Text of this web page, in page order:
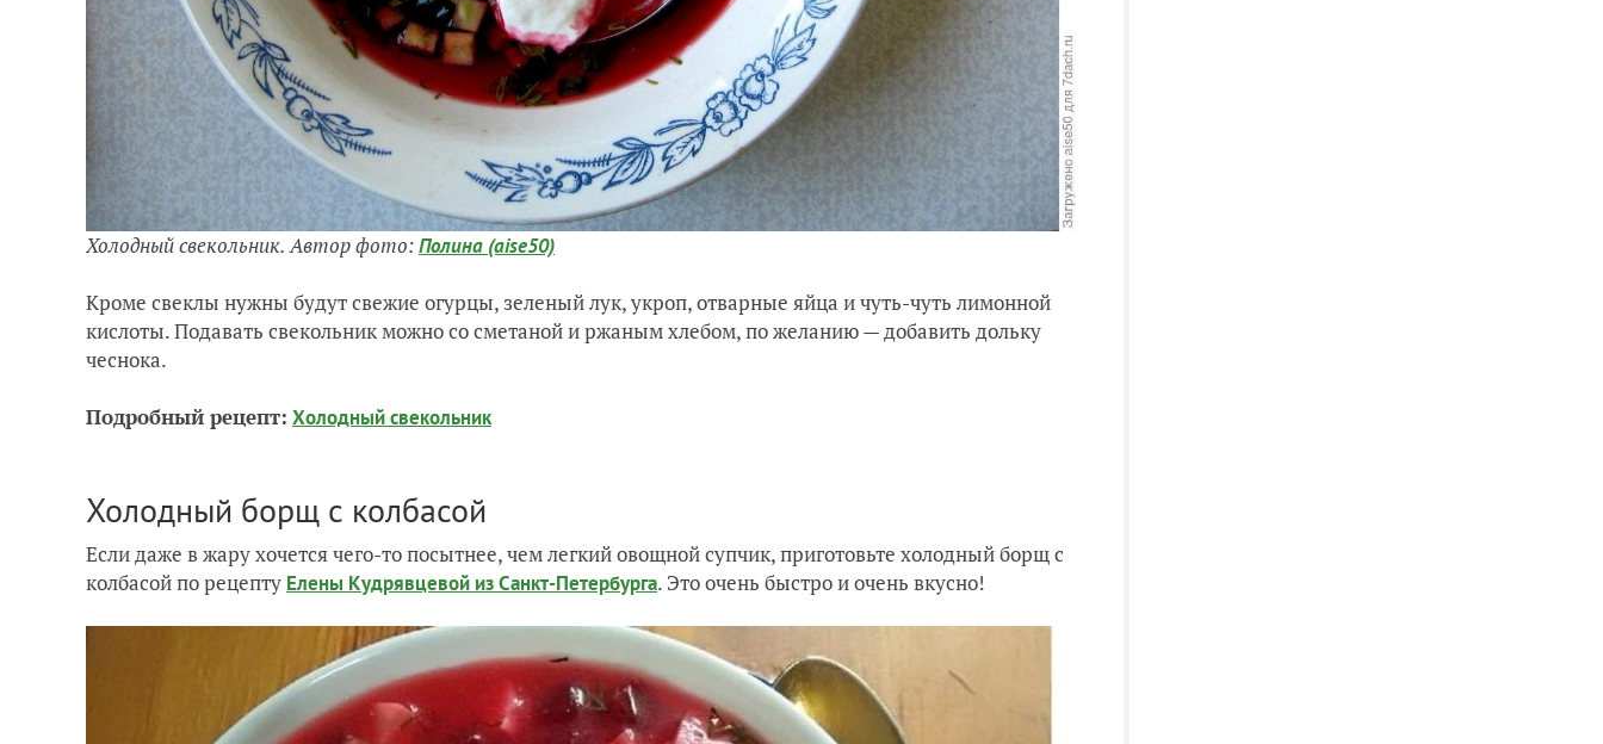
Холодный свекольник. Автор фото:Полина (aise50)
Кроме свеклы нужны будут свежие огурцы, зеленый лук, укроп, отварные яйца и чуть-чуть лимонной
кислоты. Подавать свекольник можно со сметаной и ржаным хлебом, по желанию — добавить дольку
чеснока.
Подробный рецепт: Холодный свекольник
Холодный борщ с колбасой
Если даже в жару хочется чего-то посытнее, чем легкий овощной супчик, приготовьте холодный борщ с
колбасой по рецепту Елены Кудрявцевой из Санкт-Петербурга. Это очень быстро и очень вкусно!